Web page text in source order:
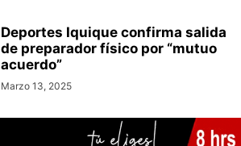
Deportes Iquique confirma salida
de preparador físico por “mutuo
acuerdo”
Marzo 13, 2025